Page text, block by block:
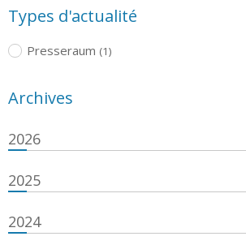
Types d'actualité
Presseraum (1)
Archives
2026
2025
2024